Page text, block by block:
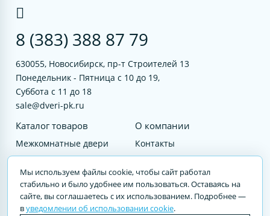
8 (383) 388 87 79
630055, Новосибирск, пр-т Строителей 13
Понедельник - Пятница с 10 до 19,
Суббота с 11 до 18
sale@dveri-pk.ru
Каталог товаров
Межкомнатные двери
Входные двери
Услуги
О компании
Контакты
Мы используем файлы cookie, чтобы сайт работал
стабильно и было удобнее им пользоваться. Оставаясь на
сайте, вы соглашаетесь с их использованием. Подробнее —
вуведомлении об использовании cookie.